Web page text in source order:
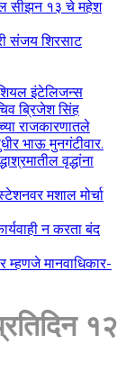
सीझन १३ चे महेश
संजय शिरसाट
इंटेलिजन्स
ब्रिजेश सिंह
राजकारणातले
भाऊ मुनगंटीवार.
वृद्धांना
मशाल मोर्चा
न करता बंद
म्हणजे मानवाधिकार-
१२